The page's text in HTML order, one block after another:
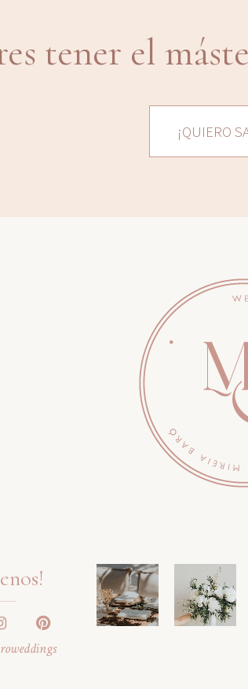
tener el
¡QUIERO